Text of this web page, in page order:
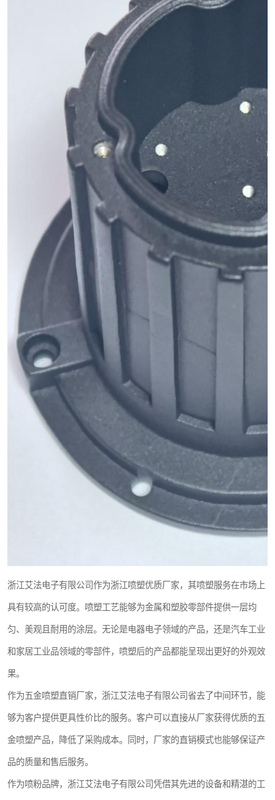
浙江艾法电子有限公司作为浙江喷塑优质厂家，其喷塑服务在市场上
具有较高的认可度。喷塑工艺能够为金属和塑胶零部件提供一层均
匀、美观且耐用的涂层。无论是电器电子领域的产品，还是汽车工业
和家居工业品领域的零部件，喷塑后的产品都能呈现出更好的外观效
果。
作为五金喷塑直销厂家，浙江艾法电子有限公司省去了中间环节，能
够为客户提供更具性价比的服务。客户可以直接从厂家获得优质的五
金喷塑产品，降低了采购成本。同时，厂家的直销模式也能够保证产
品的质量和售后服务。
作为喷粉品牌，浙江艾法电子有限公司凭借其先进的设备和精湛的工